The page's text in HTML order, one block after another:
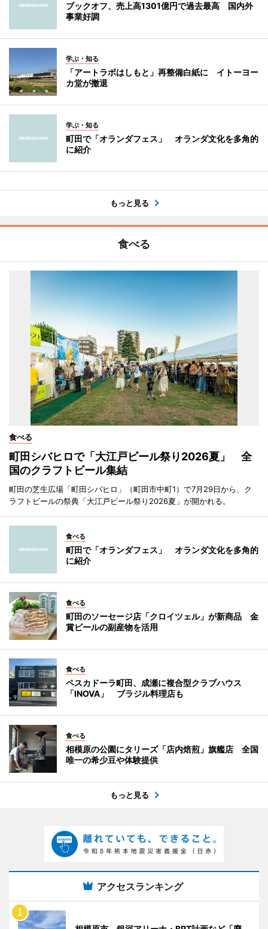
ブックオフ、売上高1301億円で過去最高 国内外
事業好調
学ぶ・知る
「アートラボはしもと」再整備白紙に イトーヨー
カ堂が撤退
学ぶ・知る
町田で「オランダフェス」 オランダ文化を多角的
に紹介
もっと見る
食べる
食べる
町田シバヒロで「大江戸ビール祭り2026夏」 全
国のクラフトビール集結
町田の芝生広場「町田シバヒロ」（町田市中町1）で7月29日から、ク
ラフトビールの祭典「大江戸ビール祭り2026夏」が開かれる。
食べる
町田で「オランダフェス」 オランダ文化を多角的
に紹介
食べる
町田のソーセージ店「クロイツェル」が新商品 金
賞ビールの副産物を活用
食べる
ペスカドーラ町田、成瀬に複合型クラブハウス
「INOVA」 ブラジル料理店も
食べる
相模原の公園にタリーズ「店内焙煎」旗艦店 全国
唯一の希少豆や体験提供
もっと見る
アクセスランキング